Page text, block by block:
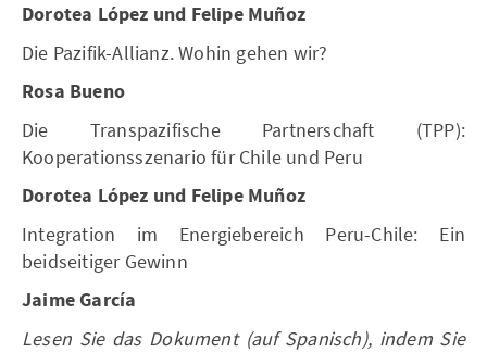
Dorotea López und Felipe Muñoz
Die Pazifik-Allianz. Wohin gehen wir?
Rosa Bueno
Die Transpazifische Partnerschaft (TPP):
Kooperationsszenario für Chile und Peru
Dorotea López und Felipe Muñoz
Integration im Energiebereich Peru-Chile: Ein
beidseitiger Gewinn
Jaime García
Lesen Sie das Dokument (auf Spanisch), indem Sie